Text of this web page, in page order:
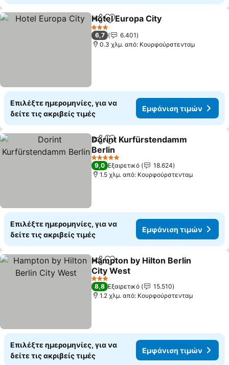
Κοινοποίηση
Προσθήκη στα αγαπημένα
Hotel Europa City
3 Αστέρια
6,7
6.401
0.3 χλμ. από: Κουρφούρστενταμ
Επιλέξτε ημερομηνίες, για να
δείτε τις ακριβείς τιμές
Εμφάνιση τιμών
Κοινοποίηση
Προσθήκη στα αγαπημένα
Dorint Kurfürstendamm
Berlin
5 Αστέρια
9,0 Εξαιρετικό
18.624
1.5 χλμ. από: Κουρφούρστενταμ
Επιλέξτε ημερομηνίες, για να
δείτε τις ακριβείς τιμές
Εμφάνιση τιμών
Κοινοποίηση
Προσθήκη στα αγαπημένα
Hampton by Hilton Berlin
City West
3 Αστέρια
8,8 Εξαιρετικό
15.510
1.2 χλμ. από: Κουρφούρστενταμ
Επιλέξτε ημερομηνίες, για να
δείτε τις ακριβείς τιμές
Εμφάνιση τιμών